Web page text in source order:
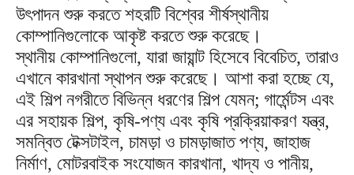
উৎপাদন শুরু করতে শহরটি বিশ্বের শীর্ষস্থানীয়
কোম্পানিগুলোকে আকৃষ্ট করতে শুরু করেছে।
স্থানীয় কোম্পানিগুলো, যারা জায়ান্ট হিসেবে বিবেচিত, তারাও
এখানে কারখানা স্থাপন শুরু করেছে। আশা করা হচ্ছে যে,
এই শিল্প নগরীতে বিভিন্ন ধরণের শিল্প যেমন; গার্মেন্টস এবং
এর সহায়ক শিল্প, কৃষি-পণ্য এবং কৃষি প্রক্রিয়াকরণ যন্ত্র,
সমন্বিত টেক্সটাইল, চামড়া ও চামড়াজাত পণ্য, জাহাজ
নির্মাণ, মোটরবাইক সংযোজন কারখানা, খাদ্য ও পানীয়,